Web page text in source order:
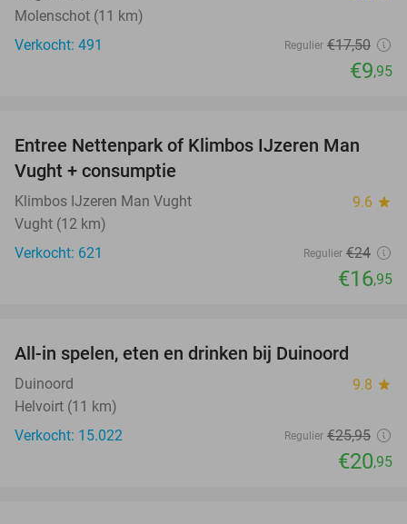
Molenschot (11 km)
Verkocht: 491
Regulier €17,50
€9,95
29%
Entree Nettenpark of Klimbos IJzeren Man
Vught + consumptie
Klimbos IJzeren Man Vught 9.6 star
Vught (12 km)
Verkocht: 621
Regulier €24
€16,95
All-in spelen, eten en drinken bij Duinoord
Duinoord 9.8 star
Helvoirt (11 km)
Verkocht: 15.022
Regulier €25,95
€20,95